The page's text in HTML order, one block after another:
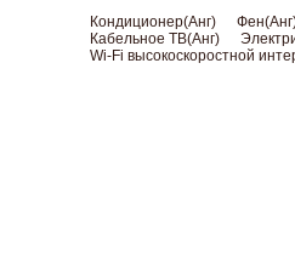
Кондиционер(Анг)
Кабельное ТВ(Анг)
Wi-Fi высокоскоростной